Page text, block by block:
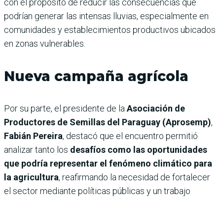
con el propósito de reducir las consecuencias que
podrían generar las intensas lluvias, especialmente en
comunidades y establecimientos productivos ubicados
en zonas vulnerables.
Nueva campaña agrícola
Por su parte, el presidente de la Asociación de
Productores de Semillas del Paraguay (Aprosemp),
Fabián Pereira, destacó que el encuentro permitió
analizar tanto los desafíos como las oportunidades
que podría representar el fenómeno climático para
la agricultura, reafirmando la necesidad de fortalecer
el sector mediante políticas públicas y un trabajo